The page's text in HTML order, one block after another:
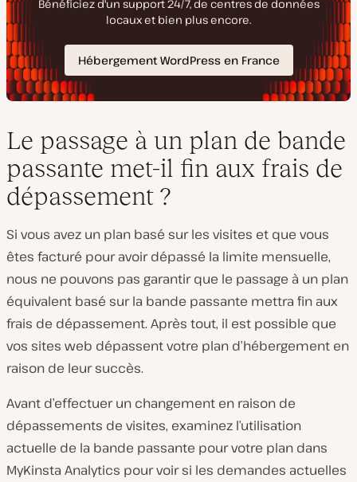
Le passage à un plan de bande
passante met-il fin aux frais de
dépassement ?
Si vous avez un plan basé sur les visites et que vous
êtes facturé pour avoir dépassé la limite mensuelle,
nous ne pouvons pas garantir que le passage à un plan
équivalent basé sur la bande passante mettra fin aux
frais de dépassement. Après tout, il est possible que
vos sites web dépassent votre plan d’hébergement en
raison de leur succès.
Avant d’effectuer un changement en raison de
dépassements de visites, examinez l’utilisation
actuelle de la bande passante pour votre plan dans
MyKinsta Analytics pour voir si les demandes actuelles